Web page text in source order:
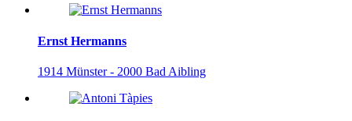
Ernst Hermanns
1914 Münster - 2000 Bad Aibling